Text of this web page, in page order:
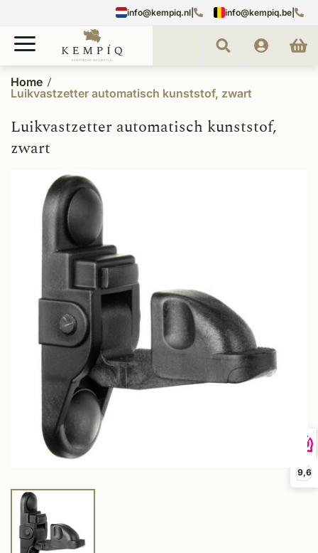
9,6
info@kempiq.nl info@kempiq.be
Home
Luikvastzetter automatisch kunststof, zwart
Luikvastzetter automatisch kunststof,
zwart